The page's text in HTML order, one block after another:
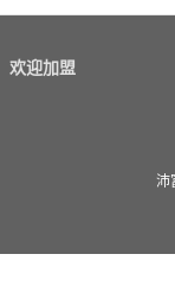
欢迎加盟
沛